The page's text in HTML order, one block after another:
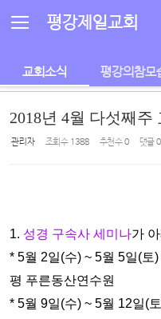
평강제일교회
교회소식 평강의참모
2018년 4월 다섯째주
관리자 조회 수 1388 추천 수0 댓글0
1. 성경 구속사 세미나가
* 5월 2일(수) ~ 5월 5일(토
평 푸른동산연수원
* 5월 9일(수) ~ 5월 12일(